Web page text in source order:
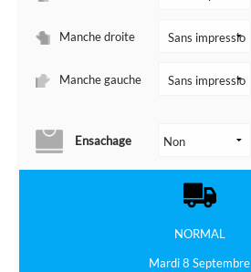
Manche droite
Manche gauche
Ensachage
NORMAL
Mardi 8 Septembre